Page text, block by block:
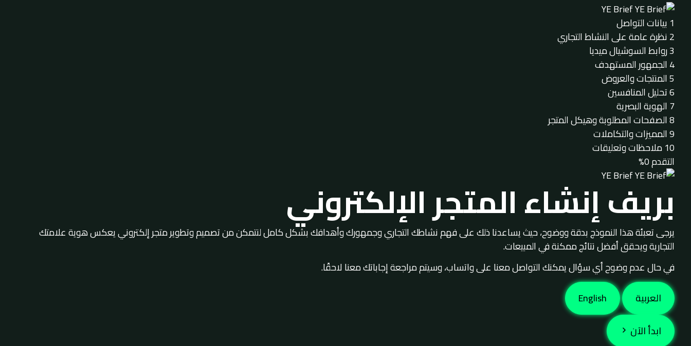
YE Brief
1 بيانات التواصل
2نظرة عامة على النشاط التجاري
3روابط السوشيال ميديا
4الجمهور المستهدف
5المنتجات والعروض
6تحليل المنافسين
7الهوية البصرية
8الصفحات المطلوبة وهيكل المتجر
9المميزات والتكاملات
10ملاحظات وتعليقات
التقدم0%
YE Brief
بريف إنشاء المتجر الإلكتروني
يرجى تعبئة هذا النموذج بدقة ووضوح، حيث يساعدنا ذلك على فهم نشاطك التجاري وجمهورك وأهدافك بشكل كامل لنتمكن من تصميم وتطوير متجر إلكتروني يعكس هوية علامتك
التجارية ويحقق أفضل نتائج ممكنة في المبيعات.
في حال عدم وضوح أي سؤال يمكنك التواصل معنا على واتساب، وسيتم مراجعة إجاباتك معنا لاحقًا.
العربية
English
ابدأ الآن